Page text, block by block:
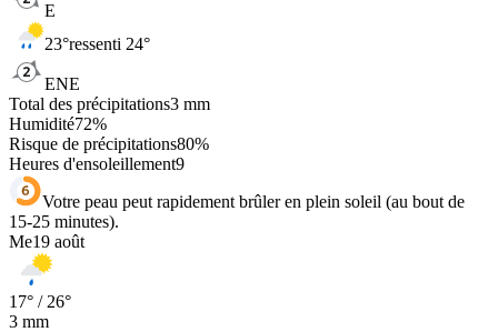
E
23°ressenti 24°
ENE
Total des précipitations3 mm
Humidité72%
Risque de précipitations80%
Heures d'ensoleillement9
Votre peau peut rapidement brûler en plein soleil (au bout de
15-25 minutes).
Me19 août
17° / 26°
3 mm